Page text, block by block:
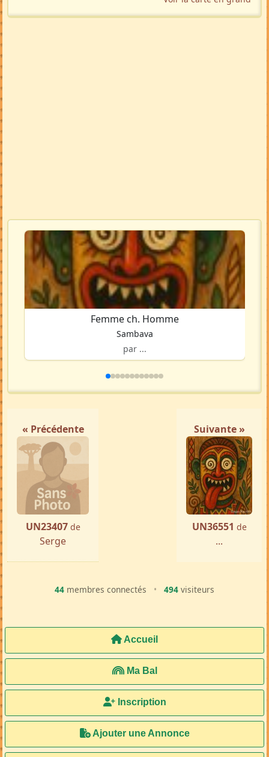
Femme ch. Homme
Sambava
par ...
« Précédente
UN23407 de
Serge
Suivante »
UN36551 de
...
44 membres connectés • 494 visiteurs
Accueil
Ma Bal
Inscription
Ajouter une Annonce